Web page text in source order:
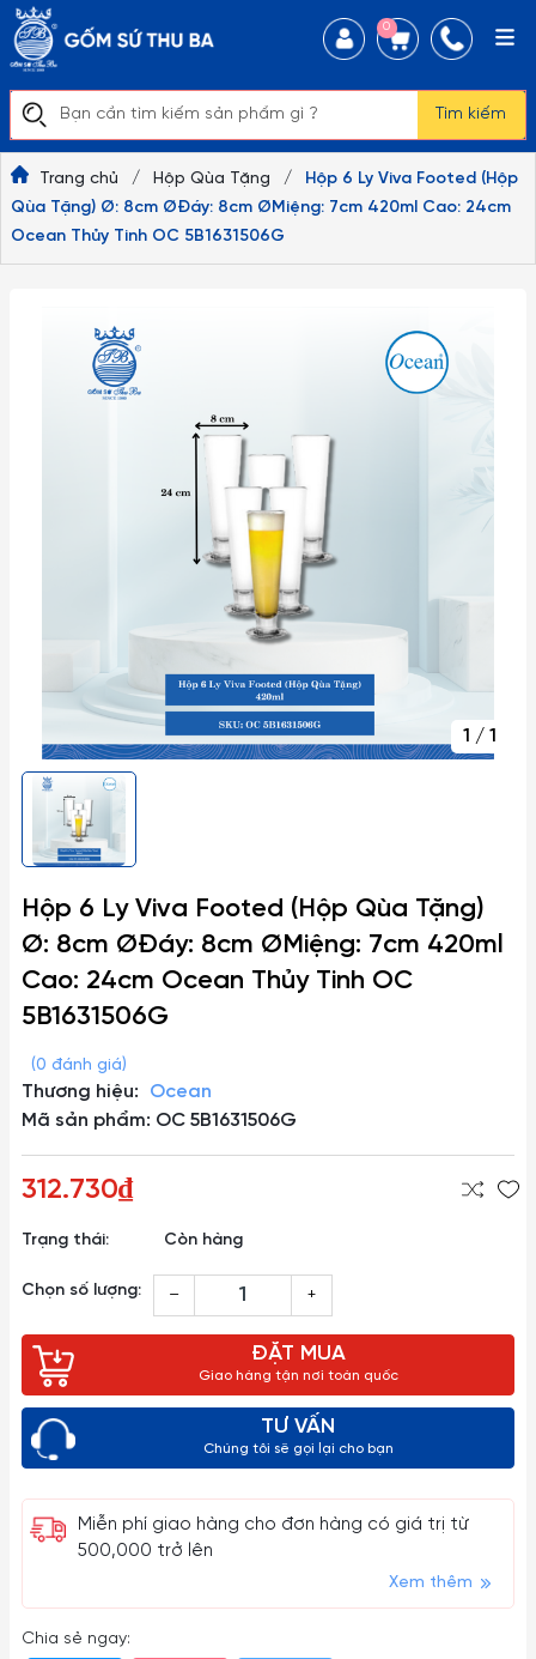
Tìm kiếm
0
Trang chủ / Hộp Qùa Tặng /
Hộp 6 Ly Viva Footed (Hộp
Qùa Tặng) Ø: 8cm ØĐáy: 8cm ØMiệng: 7cm 420ml Cao: 24cm
Ocean Thủy Tinh OC 5B1631506G
1 / 1
Hộp 6 Ly Viva Footed (Hộp Qùa Tặng)
Ø: 8cm ØĐáy: 8cm ØMiệng: 7cm 420ml
Cao: 24cm Ocean Thủy Tinh OC
5B1631506G
(0 đánh giá)
Thương hiệu:
Ocean
Mã sản phẩm: OC 5B1631506G
312.730₫
Trạng thái: Còn hàng
Chọn số lượng: – +
ĐẶT MUA
Giao hàng tận nơi toàn quốc
TƯ VẤN
Chúng tôi sẽ gọi lại cho bạn
Miễn phí giao hàng cho đơn hàng có giá trị từ
500,000 trở lên
Xem thêm
Chia sẻ ngay: